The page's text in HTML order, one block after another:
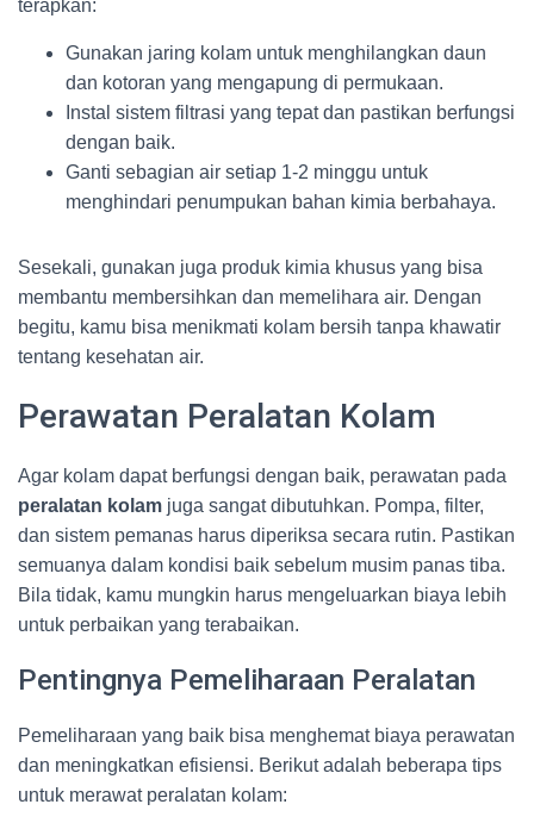
terapkan:
Gunakan jaring kolam untuk menghilangkan daun
dan kotoran yang mengapung di permukaan.
Instal sistem filtrasi yang tepat dan pastikan berfungsi
dengan baik.
Ganti sebagian air setiap 1-2 minggu untuk
menghindari penumpukan bahan kimia berbahaya.
Sesekali, gunakan juga produk kimia khusus yang bisa
membantu membersihkan dan memelihara air. Dengan
begitu, kamu bisa menikmati kolam bersih tanpa khawatir
tentang kesehatan air.
Perawatan Peralatan Kolam
Agar kolam dapat berfungsi dengan baik, perawatan pada
peralatan kolam juga sangat dibutuhkan. Pompa, filter,
dan sistem pemanas harus diperiksa secara rutin. Pastikan
semuanya dalam kondisi baik sebelum musim panas tiba.
Bila tidak, kamu mungkin harus mengeluarkan biaya lebih
untuk perbaikan yang terabaikan.
Pentingnya Pemeliharaan Peralatan
Pemeliharaan yang baik bisa menghemat biaya perawatan
dan meningkatkan efisiensi. Berikut adalah beberapa tips
untuk merawat peralatan kolam: